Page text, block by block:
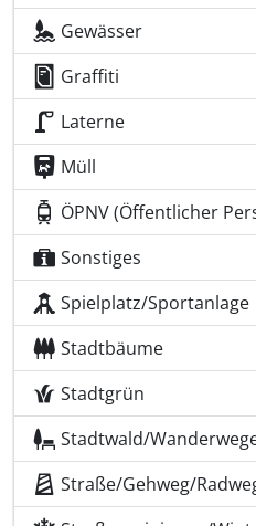
Gewässer
Graffiti
Laterne
Müll
ÖPNV (Öffentlicher
Sonstiges
Spielplatz/Sportanlage
Stadtbäume
Stadtgrün
Stadtwald/
Straße/Gehweg/